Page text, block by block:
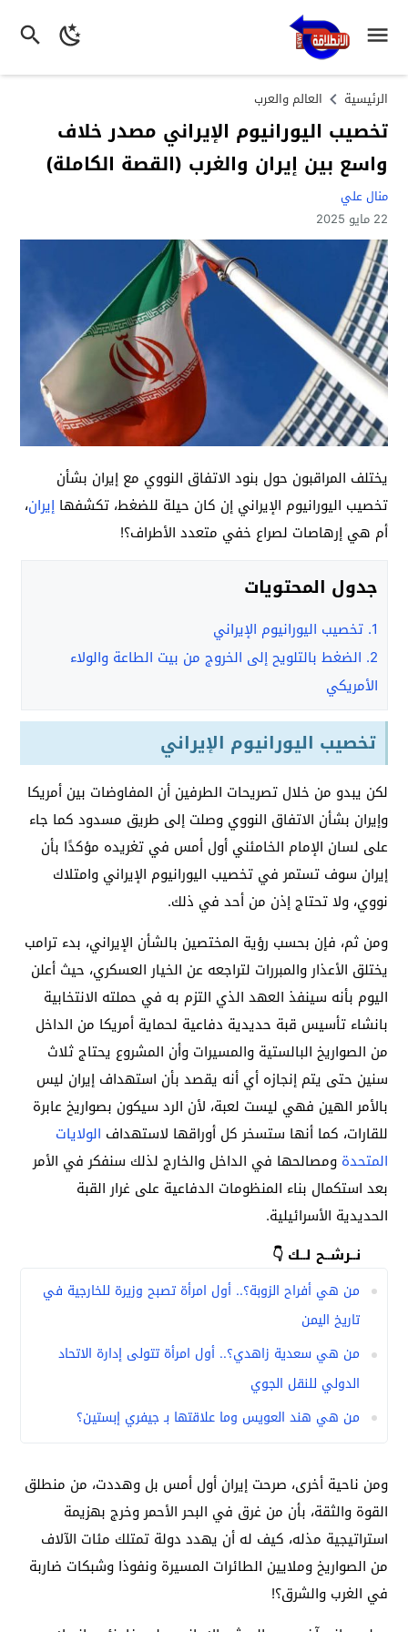
الرئيسية العالم والعرب
تخصيب اليورانيوم الإيراني مصدر خلاف
واسع بين إيران والغرب (القصة الكاملة)
منال علي
22 مايو 2025
يختلف المراقبون حول بنود الاتفاق النووي مع إيران بشأن
تخصيب اليورانيوم الإيراني إن كان حيلة للضغط، تكشفهاإيران،
أم هي إرهاصات لصراع خفي متعدد الأطراف؟!
جدول المحتويات
1. تخصيب اليورانيوم الإيراني
2. الضغط بالتلويح إلى الخروج من بيت الطاعة والولاء
الأمريكي
تخصيب اليورانيوم الإيراني
لكن يبدو من خلال تصريحات الطرفين أن المفاوضات بين أمريكا
وإيران بشأن الاتفاق النووي وصلت إلى طريق مسدود كما جاء
على لسان الإمام الخامئني أول أمس في تغريده مؤكدًا بأن
إيران سوف تستمر في تخصيب اليورانيوم الإيراني وامتلاك
نووي، ولا تحتاج إذن من أحد في ذلك.
ومن ثم، فإن بحسب رؤية المختصين بالشأن الإيراني، بدء ترامب
يختلق الأعذار والمبررات لتراجعه عن الخيار العسكري، حيث أعلن
اليوم بأنه سينفذ العهد الذي التزم به في حملته الانتخابية
بانشاء تأسيس قبة حديدية دفاعية لحماية أمريكا من الداخل
من الصواريخ البالستية والمسيرات وأن المشروع يحتاج ثلاث
سنين حتى يتم إنجازه أي أنه يقصد بأن استهداف إيران ليس
بالأمر الهين فهي ليست لعبة، لأن الرد سيكون بصواريخ عابرة
للقارات، كما أنها ستسخر كل أوراقها لاستهداف الولايات
المتحدة ومصالحها في الداخل والخارج لذلك سنفكر في الأمر
بعد استكمال بناء المنظومات الدفاعية على غرار القبة
الحديدية الأسرائيلية.
نــرشــح لــك 👇
من هي أفراح الزوبة؟.. أول امرأة تصبح وزيرة للخارجية في
تاريخ اليمن
من هي سعدية زاهدي؟.. أول امرأة تتولى إدارة الاتحاد
الدولي للنقل الجوي
من هي هند العويس وما علاقتها بـ جيفري إبستين؟
ومن ناحية أخرى، صرحت إيران أول أمس بل وهددت، من منطلق
القوة والثقة، بأن من غرق في البحر الأحمر وخرج بهزيمة
استراتيجية مذله، كيف له أن يهدد دولة تمتلك مئات الآلاف
من الصواريخ وملايين الطائرات المسيرة ونفوذا وشبكات ضاربة
في الغرب والشرق؟!